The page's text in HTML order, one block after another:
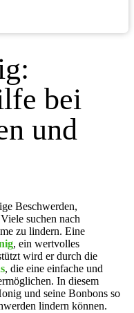
bei
und
Beschwerden,
suchen nach
zu lindern. Eine
, ein wertvolles
wird er durch die
, die eine einfache und
In diesem
und seine Bonbons so
lindern können.